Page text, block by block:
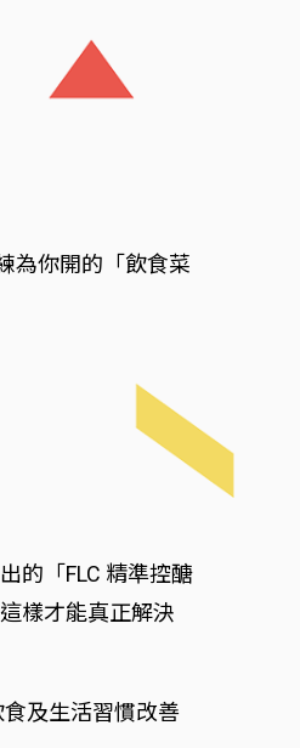
為你開的「飲食菜
的「FLC 精準控醣
樣才能真正解決
及生活習慣改善